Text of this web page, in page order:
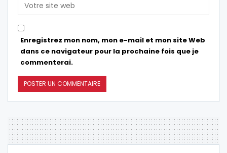
Enregistrez mon nom, mon e-mail et mon site Web
dans ce navigateur pour la prochaine fois que je
commenterai.